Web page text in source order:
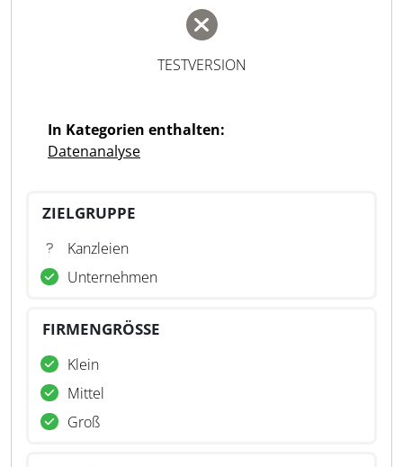
TESTVERSION
In Kategorien enthalten:
Datenanalyse
ZIELGRUPPE
Kanzleien
Unternehmen
FIRMENGRÖSSE
Klein
Mittel
Groß